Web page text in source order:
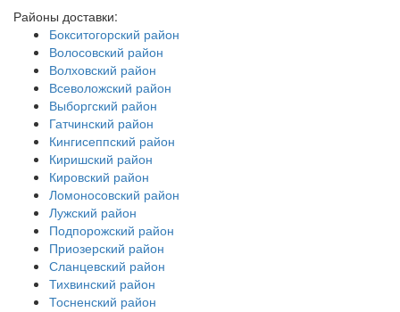
Районы доставки:
Бокситогорский район
Волосовский район
Волховский район
Всеволожский район
Выборгский район
Гатчинский район
Кингисеппский район
Киришский район
Кировский район
Ломоносовский район
Лужский район
Подпорожский район
Приозерский район
Сланцевский район
Тихвинский район
Тосненский район